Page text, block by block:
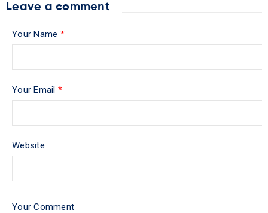
Leave a comment
Your Name *
Your Email *
Website
Your Comment